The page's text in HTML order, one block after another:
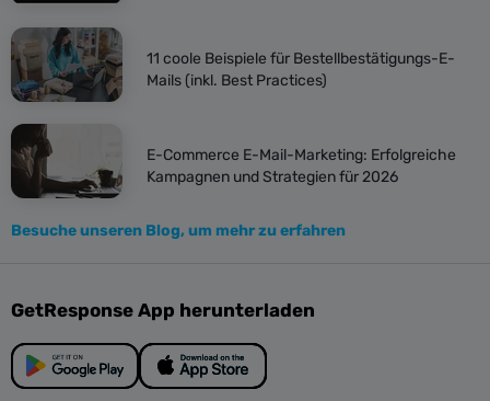
11 coole Beispiele für Bestellbestätigungs-E-
Mails (inkl. Best Practices)
E-Commerce E-Mail-Marketing: Erfolgreiche
Kampagnen und Strategien für 2026
Besuche unseren Blog, um mehr zu erfahren
GetResponse App herunterladen